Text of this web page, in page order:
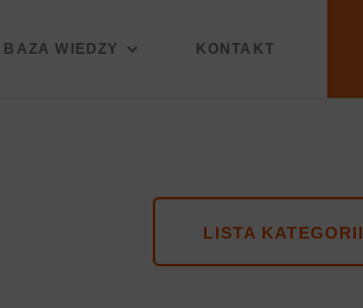
BAZA WIEDZY KONTAKT
LISTA KATEGORII